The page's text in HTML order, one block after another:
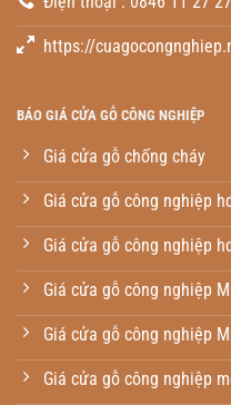
https://
BÁO GIÁ CỬA GỖ CÔNG NGHIỆP
Giá cửa gỗ chống cháy
Giá cửa gỗ công nghiệp
Giá cửa gỗ công nghiệp
Giá cửa gỗ công nghiệp
Giá cửa gỗ công nghiệp
Giá cửa gỗ công nghiệp